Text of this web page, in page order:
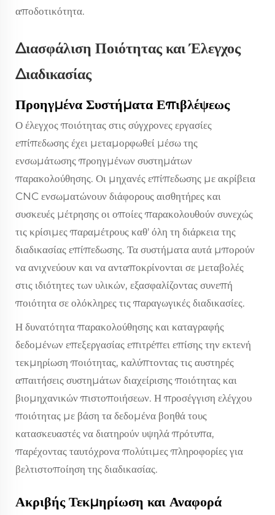
αποδοτικότητα.
Διασφάλιση Ποιότητας και Έλεγχος
Διαδικασίας
Προηγμένα Συστήματα Επιβλέψεως
Ο έλεγχος ποιότητας στις σύγχρονες εργασίες
επίπεδωσης έχει μεταμορφωθεί μέσω της
ενσωμάτωσης προηγμένων συστημάτων
παρακολούθησης. Οι μηχανές επίπεδωσης με ακρίβεια
CNC ενσωματώνουν διάφορους αισθητήρες και
συσκευές μέτρησης οι οποίες παρακολουθούν συνεχώς
τις κρίσιμες παραμέτρους καθ' όλη τη διάρκεια της
διαδικασίας επίπεδωσης. Τα συστήματα αυτά μπορούν
να ανιχνεύουν και να ανταποκρίνονται σε μεταβολές
στις ιδιότητες των υλικών, εξασφαλίζοντας συνεπή
ποιότητα σε ολόκληρες τις παραγωγικές διαδικασίες.
Η δυνατότητα παρακολούθησης και καταγραφής
δεδομένων επεξεργασίας επιτρέπει επίσης την εκτενή
τεκμηρίωση ποιότητας, καλύπτοντας τις αυστηρές
απαιτήσεις συστημάτων διαχείρισης ποιότητας και
βιομηχανικών πιστοποιήσεων. Η προσέγγιση ελέγχου
ποιότητας με βάση τα δεδομένα βοηθά τους
κατασκευαστές να διατηρούν υψηλά πρότυπα,
παρέχοντας ταυτόχρονα πολύτιμες πληροφορίες για
βελτιστοποίηση της διαδικασίας.
Ακριβής Τεκμηρίωση και Αναφορά